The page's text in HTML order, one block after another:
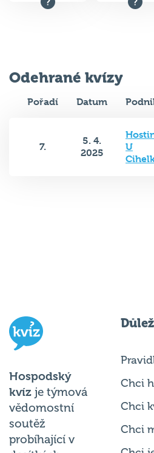
Odehrané kvízy
Pořadí Datum
7.
5. 4.
2025
U
Hospodský
kvíz je týmová
vědomostní
soutěž
probíhající v
Chci
Chci
Chci